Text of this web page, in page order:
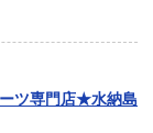
ツ専門店★水納島